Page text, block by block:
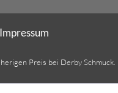
Impressum
Preis bei Derby Schmuck.